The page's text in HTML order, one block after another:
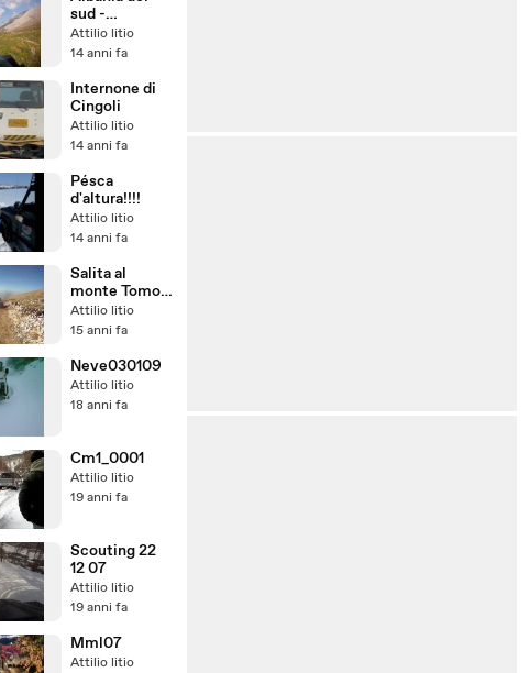
sud -
novembre
2011 -
Attilio litio
14 anni fa
Internone di
Cingoli
Attilio litio
14 anni fa
Pésca
d'altura!!!!
Attilio litio
14 anni fa
Salita al
monte Tomor
- Albania 2011
Attilio litio
15 anni fa
Neve030109
Attilio litio
18 anni fa
Cm1_0001
Attilio litio
19 anni fa
Scouting 22
12 07
Attilio litio
19 anni fa
Mml07
Attilio litio